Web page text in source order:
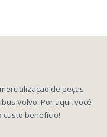
de peças
Volvo. Por aqui, você
custo benefício!